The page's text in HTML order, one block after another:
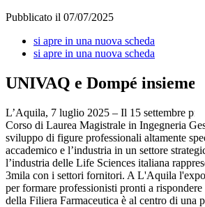
Pubblicato il 07/07/2025
si apre in una nuova scheda
si apre in una nuova scheda
UNIVAQ e Dompé
L’Aquila, 7 luglio 2025 – Il 15 settembre
Corso di Laurea Magistrale in Ingegneria
sviluppo di figure professionali altamente
accademico e l’industria in un settore
l’industria delle Life Sciences italiana
3mila con i settori fornitori. A L'Aquila
per formare professionisti pronti a
della Filiera Farmaceutica è al centro di una